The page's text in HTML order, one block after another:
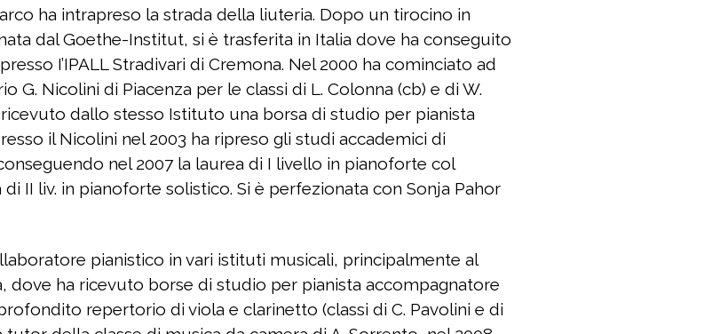
ha intrapreso la strada della liuteria. Dopo un tirocino in
dal Goethe-Institut, si è trasferita in Italia dove ha conseguito
I’IPALL Stradivari di Cremona. Nel 2000 ha cominciato ad
G. Nicolini di Piacenza per le classi di L. Colonna (cb) e di W.
ricevuto dallo stesso Istituto una borsa di studio per pianista
il Nicolini nel 2003 ha ripreso gli studi accademici di
nel 2007 la laurea di I livello in pianoforte col
II liv. in pianoforte solistico. Si è perfezionata con Sonja Pahor
pianistico in vari istituti musicali, principalmente al
dove ha ricevuto borse di studio per pianista accompagnatore
repertorio di viola e clarinetto (classi di C. Pavolini e di